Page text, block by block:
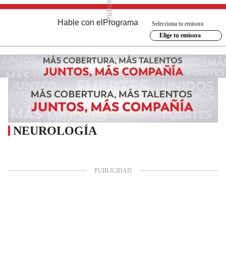
Hable con el Programa
Selecciona tu emisora
Elige tu emisora
NEUROLOGÍA